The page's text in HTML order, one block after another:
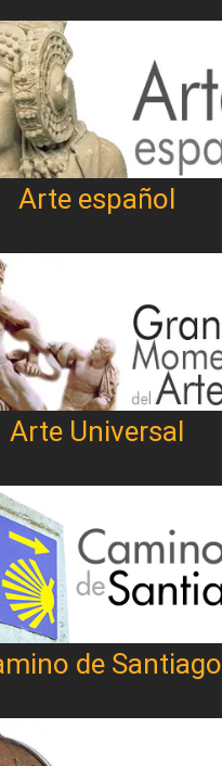
Arte español
Arte Universal
de Santiago